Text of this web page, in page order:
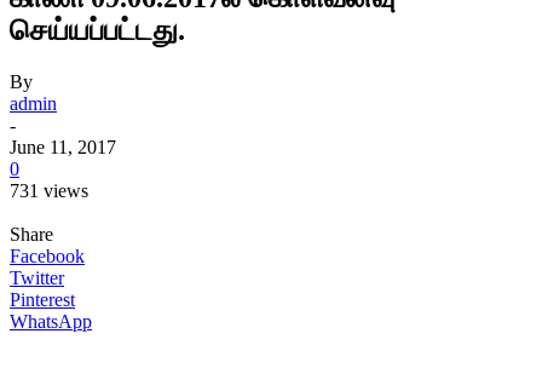
செய்யப்பட்டது.
By
admin
-
June 11, 2017
0
731 views
Share
Facebook
Twitter
Pinterest
WhatsApp